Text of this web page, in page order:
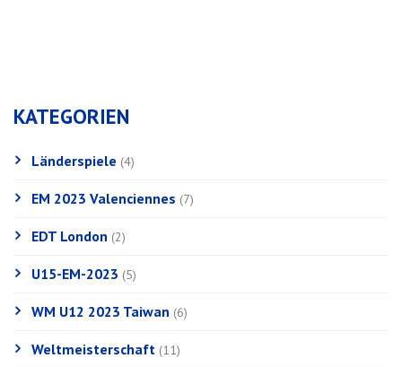
KATEGORIEN
Länderspiele (4)
EM 2023 Valenciennes (7)
EDT London (2)
U15-EM-2023 (5)
WM U12 2023 Taiwan (6)
Weltmeisterschaft (11)